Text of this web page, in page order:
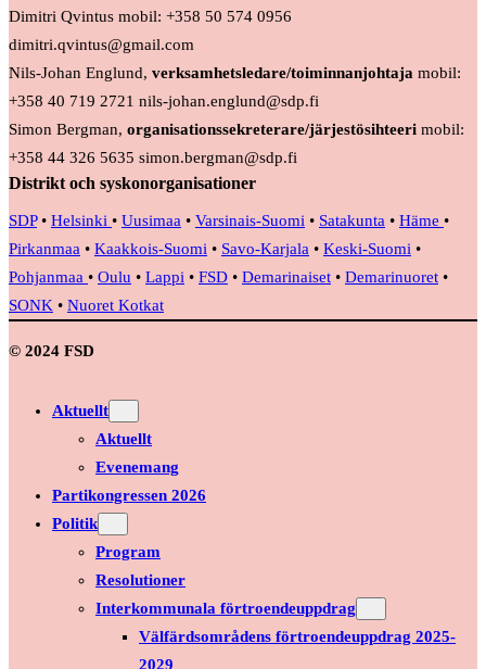
Dimitri Qvintus mobil: +358 50 574 0956
dimitri.qvintus@gmail.com
Nils-Johan Englund, verksamhetsledare/toiminnanjohtaja mobil:
+358 40 719 2721 nils-johan.englund@sdp.fi
Simon Bergman, organisationssekreterare/järjestösihteeri mobil:
+358 44 326 5635 simon.bergman@sdp.fi
Distrikt och syskonorganisationer
SDP• Helsinki • Uusimaa • Varsinais-Suomi • Satakunta • Häme •
Pirkanmaa • Kaakkois-Suomi • Savo-Karjala • Keski-Suomi •
Pohjanmaa • Oulu • Lappi • FSD • Demarinaiset • Demarinuoret •
SONK • Nuoret Kotkat
© 2024 FSD
Aktuellt
Aktuellt
Evenemang
Partikongressen 2026
Politik
Program
Resolutioner
Interkommunala förtroendeuppdrag
Välfärdsområdens förtroendeuppdrag 2025-
2029